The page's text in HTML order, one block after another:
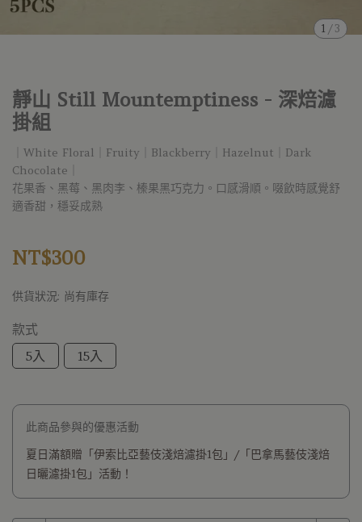
1 / 3
靜山 Still Mountemptiness - 深焙濾
掛組
｜White Floral｜Fruity｜Blackberry｜Hazelnut｜Dark
Chocolate｜
花果香、黑莓、黑肉李、榛果黑巧克力。口感滑順。啜飲時感覺舒
適香甜，穩妥成熟
NT$300
供貨狀況: 尚有庫存
款式
5入
15入
此商品參與的優惠活動
夏日滿額贈「伊索比亞藝伎淺焙濾掛1包」/「巴拿馬藝伎淺焙
日曬濾掛1包」活動！